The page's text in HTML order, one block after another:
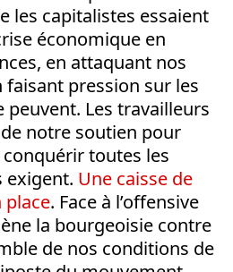
les capitalistes essaient
économique en
en attaquant nos
pression sur les
peuvent. Les travailleurs
de notre soutien pour
toutes les
exigent. Une caisse de
place. Face à l’offensive
la bourgeoisie contre
de nos conditions de